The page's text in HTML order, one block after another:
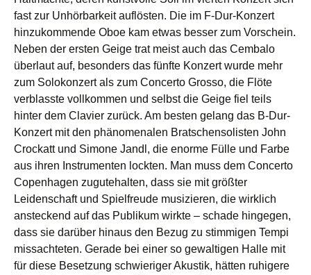
fast zur Unhörbarkeit auflösten. Die im F-Dur-Konzert
hinzukommende Oboe kam etwas besser zum Vorschein.
Neben der ersten Geige trat meist auch das Cembalo
überlaut auf, besonders das fünfte Konzert wurde mehr
zum Solokonzert als zum Concerto Grosso, die Flöte
verblasste vollkommen und selbst die Geige fiel teils
hinter dem Clavier zurück. Am besten gelang das B-Dur-
Konzert mit den phänomenalen Bratschensolisten John
Crockatt und Simone Jandl, die enorme Fülle und Farbe
aus ihren Instrumenten lockten. Man muss dem Concerto
Copenhagen zugutehalten, dass sie mit größter
Leidenschaft und Spielfreude musizieren, die wirklich
ansteckend auf das Publikum wirkte – schade hingegen,
dass sie darüber hinaus den Bezug zu stimmigen Tempi
missachteten. Gerade bei einer so gewaltigen Halle mit
für diese Besetzung schwieriger Akustik, hätten ruhigere